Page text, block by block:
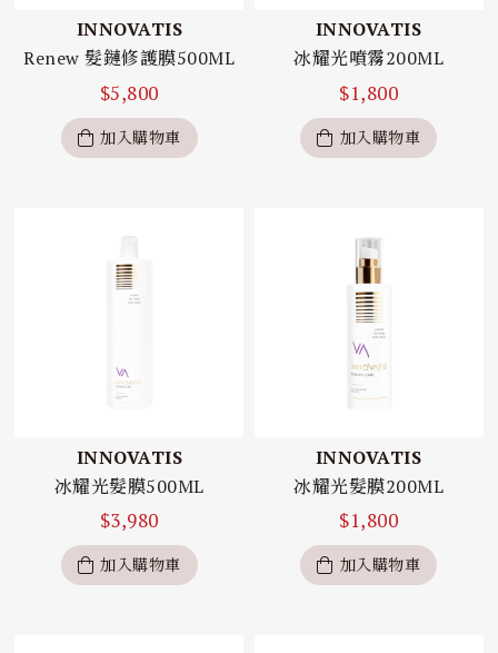
INNOVATIS
Renew 髮鏈修護膜500ML
$5,800
加入購物車
INNOVATIS
冰耀光噴霧200ML
$1,800
加入購物車
INNOVATIS
冰耀光髮膜500ML
$3,980
加入購物車
INNOVATIS
冰耀光髮膜200ML
$1,800
加入購物車